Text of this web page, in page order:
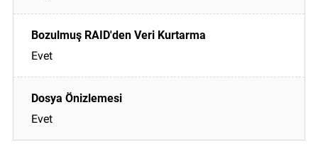
Evet
Evet